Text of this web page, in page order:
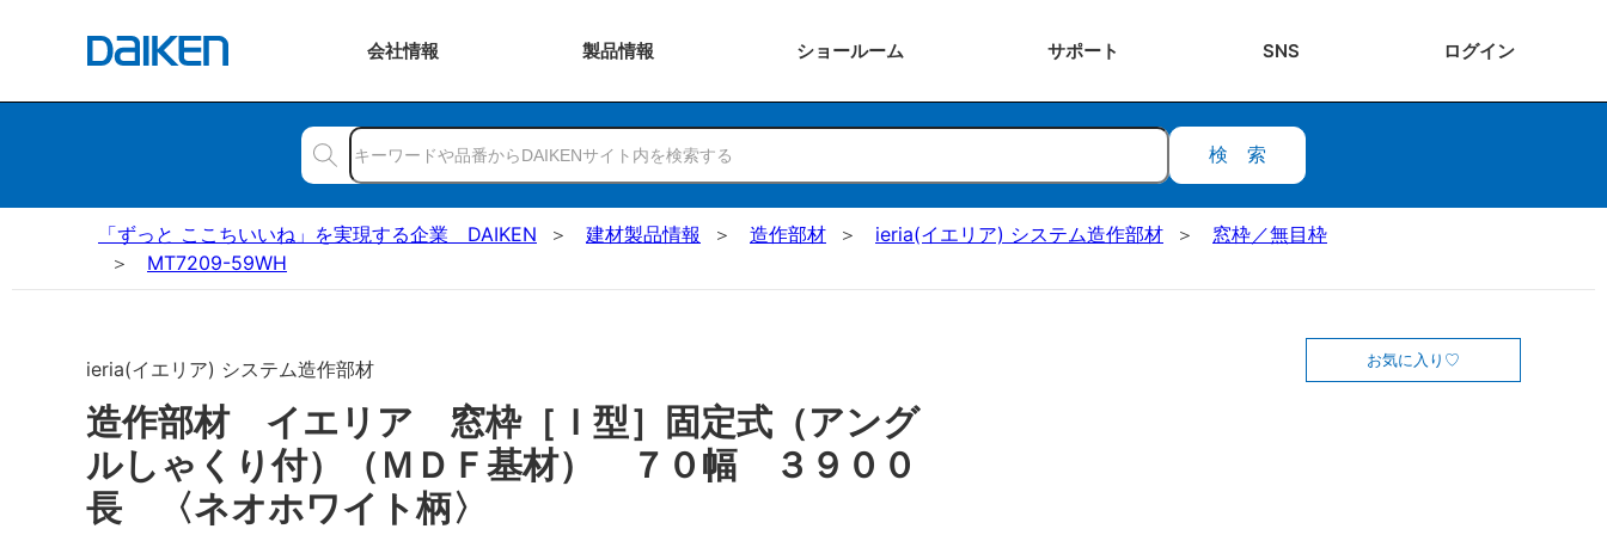
会社情報 製品情報 ショールーム サポート SNS ログイン
検索
「ずっと ここちいいね」を実現する企業 DAIKEN 建材製品情報 造作部材 ieria(イエリア) システム造作部材
窓枠／無目枠
MT7209-59WH
ieria(イエリア) システム造作部材
造作部材 イエリア 窓枠［Ｉ型］固定式（アング
ルしゃくり付）（ＭＤＦ基材） ７０幅 ３９００
長 〈ネオホワイト柄〉
お気に入り